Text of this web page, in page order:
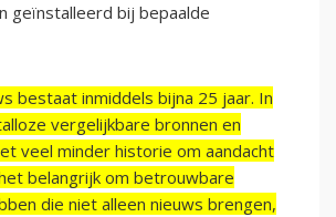
geïnstalleerd bij bepaalde
bestaat inmiddels bijna 25 jaar. In
vergelijkbare bronnen en
veel minder historie om aandacht
belangrijk om betrouwbare
die niet alleen nieuws brengen,